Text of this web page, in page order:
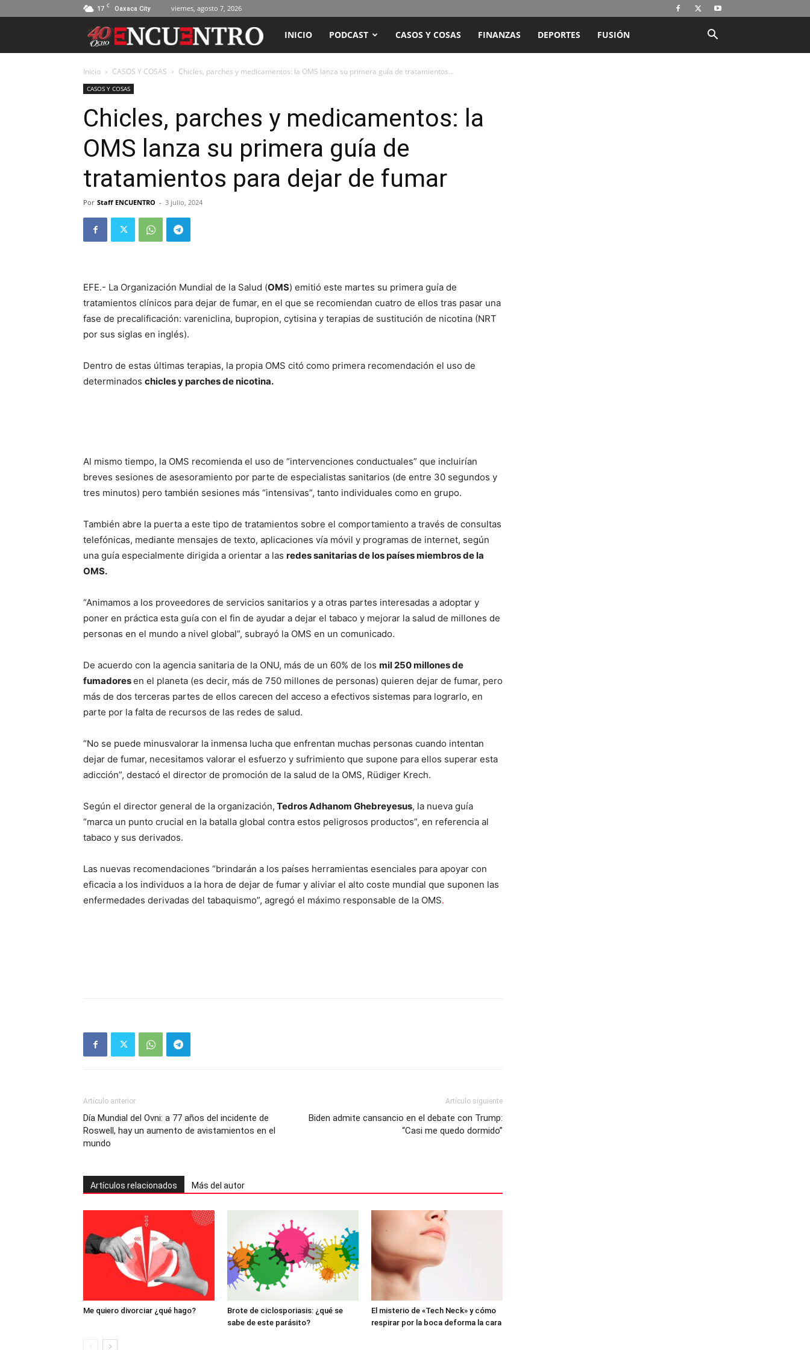
17 C Oaxaca City viernes, agosto 7, 2026
ENCUENTRO
RADIO
TELEVISIÓN
INICIO PODCAST CASOS Y COSAS FINANZAS DEPORTES FUSIÓN
Inicio CASOS Y COSAS Chicles, parches y medicamentos: la OMS lanza su primera guía de tratamientos...
CASOS Y COSAS
Chicles, parches y medicamentos: la
OMS lanza su primera guía de
tratamientos para dejar de fumar
Por Staff ENCUENTRO - 3 julio, 2024
EFE.- La Organización Mundial de la Salud (OMS) emitió este martes su primera guía de
tratamientos clínicos para dejar de fumar, en el que se recomiendan cuatro de ellos tras pasar una
fase de precalificación: vareniclina, bupropion, cytisina y terapias de sustitución de nicotina (NRT
por sus siglas en inglés).
Dentro de estas últimas terapias, la propia OMS citó como primera recomendación el uso de
determinados chicles y parches de nicotina.
Al mismo tiempo, la OMS recomienda el uso de “intervenciones conductuales” que incluirían
breves sesiones de asesoramiento por parte de especialistas sanitarios (de entre 30 segundos y
tres minutos) pero también sesiones más “intensivas”, tanto individuales como en grupo.
También abre la puerta a este tipo de tratamientos sobre el comportamiento a través de consultas
telefónicas, mediante mensajes de texto, aplicaciones vía móvil y programas de internet, según
una guía especialmente dirigida a orientar a las redes sanitarias de los países miembros de la
OMS.
“Animamos a los proveedores de servicios sanitarios y a otras partes interesadas a adoptar y
poner en práctica esta guía con el fin de ayudar a dejar el tabaco y mejorar la salud de millones de
personas en el mundo a nivel global”, subrayó la OMS en un comunicado.
De acuerdo con la agencia sanitaria de la ONU, más de un 60% de los mil 250 millones de
fumadoresen el planeta (es decir, más de 750 millones de personas) quieren dejar de fumar, pero
más de dos terceras partes de ellos carecen del acceso a efectivos sistemas para lograrlo, en
parte por la falta de recursos de las redes de salud.
“No se puede minusvalorar la inmensa lucha que enfrentan muchas personas cuando intentan
dejar de fumar, necesitamos valorar el esfuerzo y sufrimiento que supone para ellos superar esta
adicción”, destacó el director de promoción de la salud de la OMS, Rüdiger Krech.
Según el director general de la organización, Tedros Adhanom Ghebreyesus, la nueva guía
“marca un punto crucial en la batalla global contra estos peligrosos productos”, en referencia al
tabaco y sus derivados.
Las nuevas recomendaciones “brindarán a los países herramientas esenciales para apoyar con
eficacia a los individuos a la hora de dejar de fumar y aliviar el alto coste mundial que suponen las
enfermedades derivadas del tabaquismo”, agregó el máximo responsable de la OMS.
Artículo anterior
Día Mundial del Ovni: a 77 años del incidente de
Roswell, hay un aumento de avistamientos en el
mundo
Artículo siguiente
Biden admite cansancio en el debate con Trump:
“Casi me quedo dormido”
Artículos relacionados Más del autor
Me quiero divorciar ¿qué hago?
Brote de ciclosporiasis: ¿qué se
sabe de este parásito?
El misterio de «Tech Neck» y cómo
respirar por la boca deforma la cara